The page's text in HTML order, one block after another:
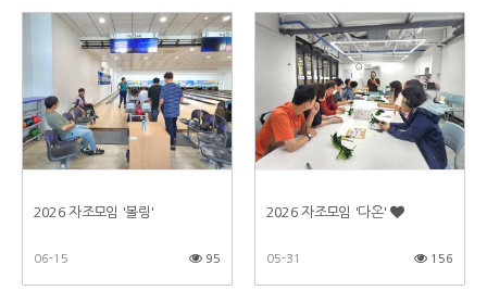
2026 자조모임 '볼링'
06-15 95
2026 자조모임 '다온'
05-31 156